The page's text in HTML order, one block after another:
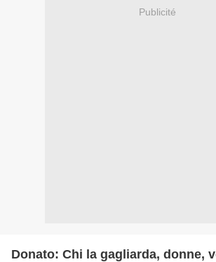
Publicité
Donato: Chi la gagliarda, donne,